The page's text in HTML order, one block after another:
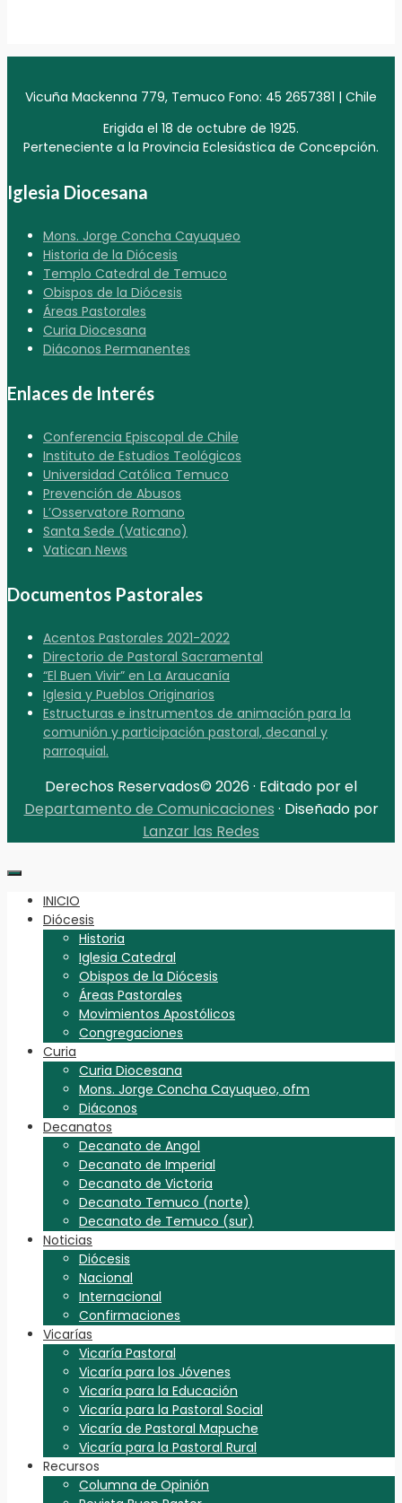
Vicuña Mackenna 779, Temuco Fono: 45 2657381 | Chile
Erigida el 18 de octubre de 1925.
Perteneciente a la Provincia Eclesiástica de Concepción.
Iglesia Diocesana
Mons. Jorge Concha Cayuqueo
Historia de la Diócesis
Templo Catedral de Temuco
Obispos de la Diócesis
Áreas Pastorales
Curia Diocesana
Diáconos Permanentes
Enlaces de Interés
Conferencia Episcopal de Chile
Instituto de Estudios Teológicos
Universidad Católica Temuco
Prevención de Abusos
L’Osservatore Romano
Santa Sede (Vaticano)
Vatican News
Documentos Pastorales
Acentos Pastorales 2021-2022
Directorio de Pastoral Sacramental
“El Buen Vivir” en La Araucanía
Iglesia y Pueblos Originarios
Estructuras e instrumentos de animación para la
comunión y participación pastoral, decanal y
parroquial.
Derechos Reservados© 2026 · Editado por el
Departamento de Comunicaciones · Diseñado por
Lanzar las Redes
INICIO
Diócesis
Historia
Iglesia Catedral
Obispos de la Diócesis
Áreas Pastorales
Movimientos Apostólicos
Congregaciones
Curia
Curia Diocesana
Mons. Jorge Concha Cayuqueo, ofm
Diáconos
Decanatos
Decanato de Angol
Decanato de Imperial
Decanato de Victoria
Decanato Temuco (norte)
Decanato de Temuco (sur)
Noticias
Diócesis
Nacional
Internacional
Confirmaciones
Vicarías
Vicaría Pastoral
Vicaría para los Jóvenes
Vicaría para la Educación
Vicaría para la Pastoral Social
Vicaría de Pastoral Mapuche
Vicaría para la Pastoral Rural
Recursos
Columna de Opinión